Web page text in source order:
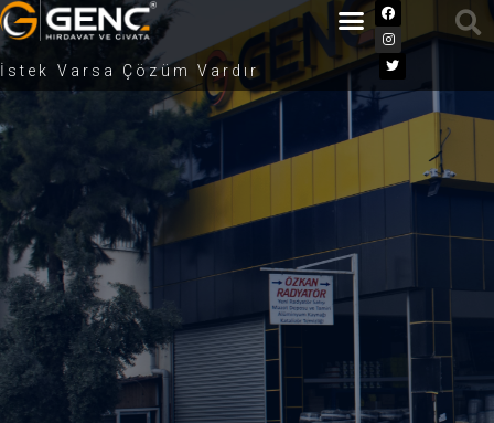
İstek Varsa Çözüm Vardır
Firma Bilgilerimiz